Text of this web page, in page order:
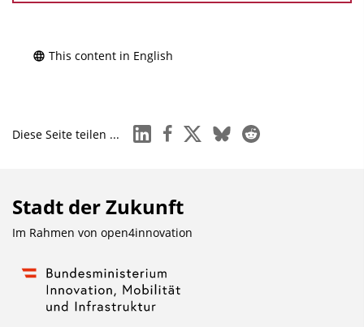
This content in English
Diese Seite teilen ... linkedinfacebook
x blueskyreddit
Stadt der Zukunft
Im Rahmen von open4innovation